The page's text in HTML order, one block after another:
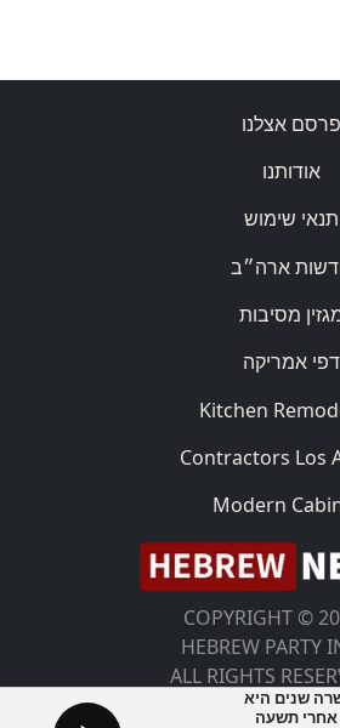
פרסם אצלנו
אודותנו
תנאי שימוש
ארה״ב
מסיבות
דפי אמריקה
Kitchen
Contractors Los
Modern
COPYRIGHT ©
HEBREW PARTY
ALL RIGHTS
שנים היא
תשעה